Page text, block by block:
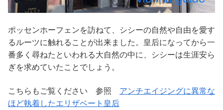
ポッセンホーフェンを訪ねて、シシーの自然や自由を愛す
るルーツに触れることが出来ました。皇后になってから一
番多く尋ねたといわれる大自然の中に、シシーは生涯安ら
ぎを求めていたことでしょう。
こちらもご覧ください 参照 アンチエイジングに異常な
ほど執着したエリザベート皇后